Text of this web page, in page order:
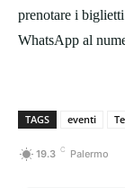
prenotare i
WhatsApp al
TAGS eventi
19.3 C Palermo